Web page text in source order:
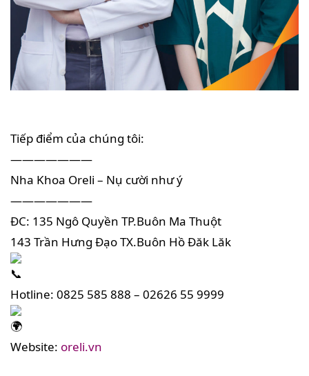
Tiếp điểm của chúng tôi:
———————
Nha Khoa Oreli – Nụ cười như ý
———————
ĐC: 135 Ngô Quyền TP.Buôn Ma Thuột
143 Trần Hưng Đạo TX.Buôn Hồ Đăk Lăk
Hotline: 0825 585 888 – 02626 55 9999
Website: oreli.vn